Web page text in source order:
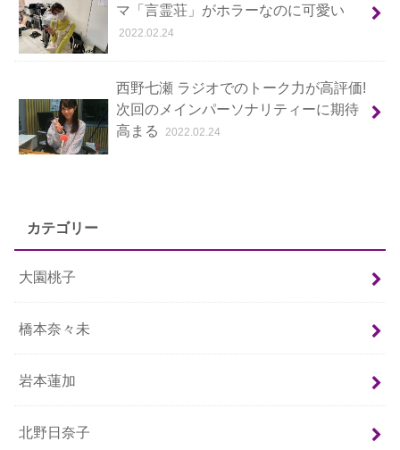
マ「言霊荘」がホラーなのに可愛い
2022.02.24
西野七瀬 ラジオでのトーク力が高評価!
次回のメインパーソナリティーに期待
高まる
2022.02.24
カテゴリー
大園桃子
橋本奈々未
岩本蓮加
北野日奈子